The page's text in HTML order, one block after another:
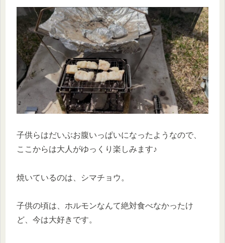
子供らはだいぶお腹いっぱいになったようなので、
ここからは大人がゆっくり楽しみます♪
焼いているのは、シマチョウ。
子供の頃は、ホルモンなんて絶対食べなかったけ
ど、今は大好きです。